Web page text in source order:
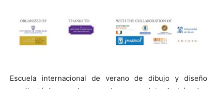
Escuela internacional de verano de dibujo y diseño